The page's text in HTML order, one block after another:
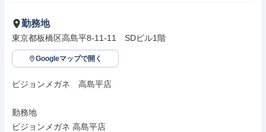
勤務地
東京都板橋区高島平8-11-11　SDビル1階
Googleマップで開く
ビジョンメガネ　高島平店
勤務地
ビジョンメガネ 高島平店